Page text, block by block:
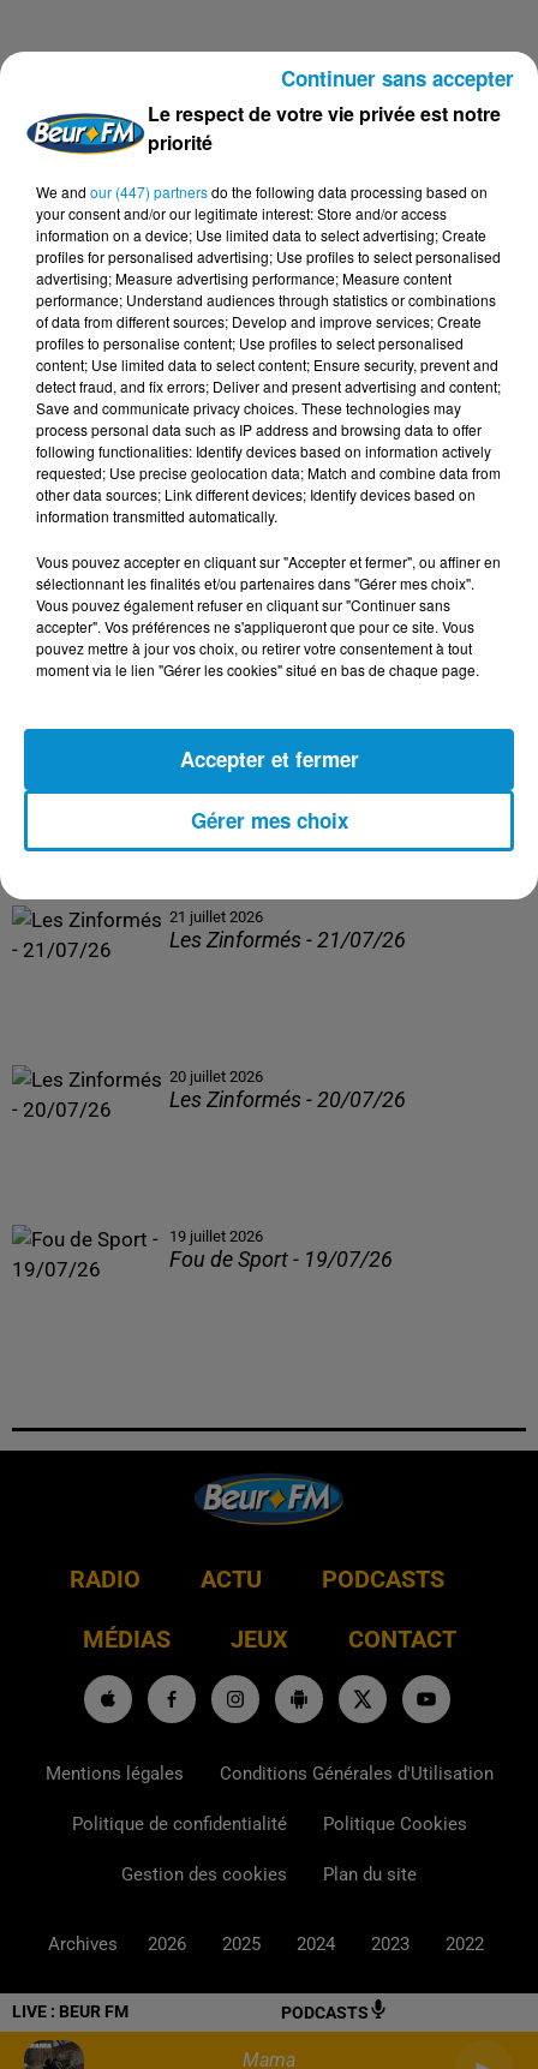
LIVE : BEUR FM PODCASTS
Mama
Time Sports
DERNIERS PODCASTS
24 juillet 2026
Les Zinformés - 24/07/26
23 juillet 2026
Les Zinformés - 23/07/26
22 juillet 2026
Les Zinformés - 22/07/26
21 juillet 2026
Les Zinformés - 21/07/26
20 juillet 2026
Les Zinformés - 20/07/26
19 juillet 2026
Fou de Sport - 19/07/26
RADIO ACTU PODCASTS
MÉDIAS JEUX CONTACT
Mentions légales Conditions Générales d'Utilisation
Politique de confidentialité Politique Cookies
Gestion des cookies Plan du site
Archives 2026 2025 2024 2023 2022
Le respect de votre vie privée est notre
priorité
We and our (447) partnersdo the following data processing based on
your consent and/or our legitimate interest: Store and/or access
information on a device; Use limited data to select advertising; Create
profiles for personalised advertising; Use profiles to select personalised
advertising; Measure advertising performance; Measure content
performance; Understand audiences through statistics or combinations
of data from different sources; Develop and improve services; Create
profiles to personalise content; Use profiles to select personalised
content; Use limited data to select content; Ensure security, prevent and
detect fraud, and fix errors; Deliver and present advertising and content;
Save and communicate privacy choices. These technologies may
process personal data such as IP address and browsing data to offer
following functionalities: Identify devices based on information actively
requested; Use precise geolocation data; Match and combine data from
other data sources; Link different devices; Identify devices based on
information transmitted automatically.
Vous pouvez accepter en cliquant sur "Accepter et fermer", ou affiner en
sélectionnant les finalités et/ou partenaires dans "Gérer mes choix".
Vous pouvez également refuser en cliquant sur "Continuer sans
accepter". Vos préférences ne s'appliqueront que pour ce site. Vous
pouvez mettre à jour vos choix, ou retirer votre consentement à tout
moment via le lien "Gérer les cookies" situé en bas de chaque page.
Gérer mes choix
Accepter et fermer
Continuer sans accepter